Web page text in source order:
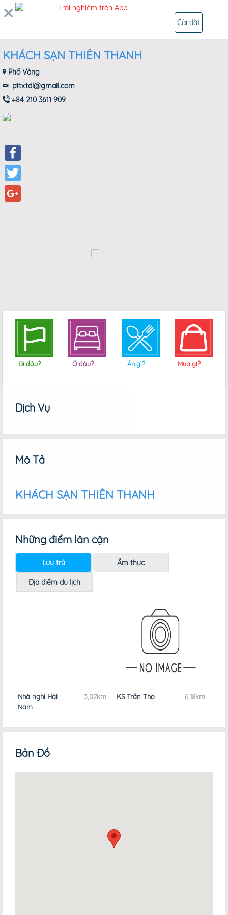
Facebook
Twitter
KHÁCH SẠN THIÊN THANH
Phố Vàng
pttxtdl@gmail.com
+84 210 3611 909
Đi đâu? Ở đâu? Ăn gì? Mua gì?
Dịch Vụ
Mô Tả
KHÁCH SẠN THIÊN THANH
Những điểm lân cận
Lưu trú Ẩm thực
Địa điểm du lịch
Nhà nghỉ Hải
Nam
3,02km KS Trần Thọ 6,18km
Bản Đồ
Trải nghiệm trên App
Cài đặt